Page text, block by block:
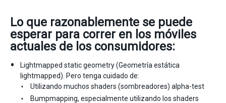
Lo que razonablemente se puede
esperar para correr en los móviles
actuales de los consumidores:
Lightmapped static geometry (Geometría estática
lightmapped). Pero tenga cuidado de:
Utilizando muchos shaders (sombreadores) alpha-test
Bumpmapping, especialmente utilizando los shaders